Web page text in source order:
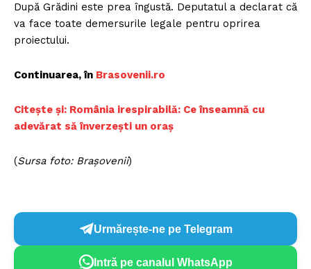
După Grădini este prea îngustă. Deputatul a declarat că
va face toate demersurile legale pentru oprirea
proiectului.
Continuarea, în Brasovenii.ro
Citește și: România irespirabilă: Ce înseamnă cu
adevărat să înverzești un oraș
(Sursa foto: Brașovenii)
Urmărește-ne pe Telegram
Intră pe canalul WhatsApp